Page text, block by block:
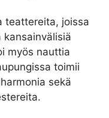
teattereita, joissa
myös nauttia
toimii
sekä